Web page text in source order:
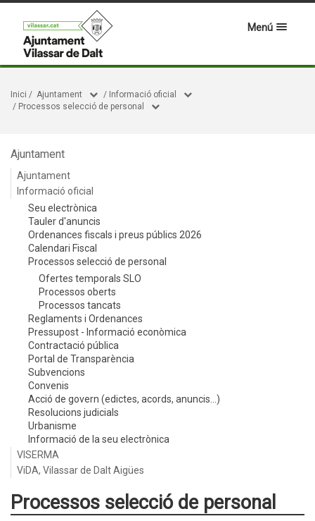
Menú
Inici / Ajuntament / Informació oficial
/ Processos selecció de personal
Ajuntament
Ajuntament
Informació oficial
Seu electrònica
Tauler d'anuncis
Ordenances fiscals i preus públics 2026
Calendari Fiscal
Processos selecció de personal
Ofertes temporals SLO
Processos oberts
Processos tancats
Reglaments i Ordenances
Pressupost - Informació econòmica
Contractació pública
Portal de Transparència
Subvencions
Convenis
Acció de govern (edictes, acords, anuncis...)
Resolucions judicials
Urbanisme
Informació de la seu electrònica
VISERMA
ViDA, Vilassar de Dalt Aigües
Processos selecció de personal